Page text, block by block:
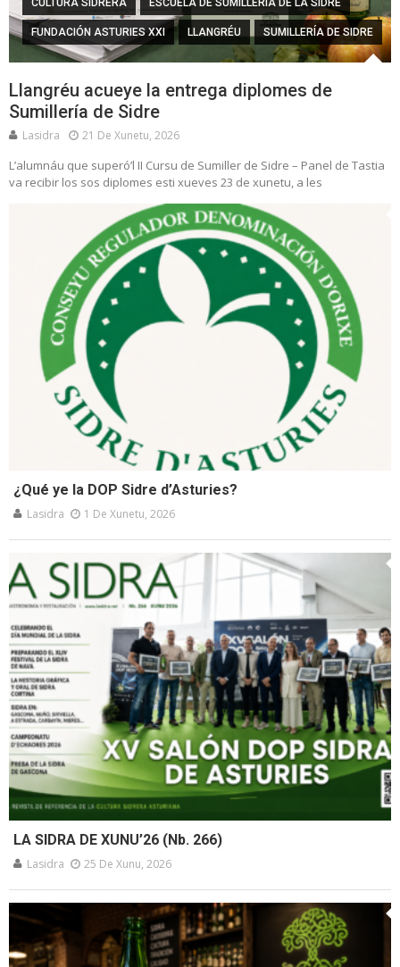
FUNDACIÓN ASTURIES XXI LLANGRÉU SUMILLERÍA DE SIDRE
Llangréu acueye la entrega diplomes de
Sumillería de Sidre
Lasidra 21 De Xunetu, 2026
L’alumnáu que superó’l II Cursu de Sumiller de Sidre – Panel de Tastia
va recibir los sos diplomes esti xueves 23 de xunetu, a les
¿Qué ye la DOP Sidre d’Asturies?
Lasidra 1 De Xunetu, 2026
LA SIDRA DE XUNU’26 (Nb. 266)
Lasidra 25 De Xunu, 2026